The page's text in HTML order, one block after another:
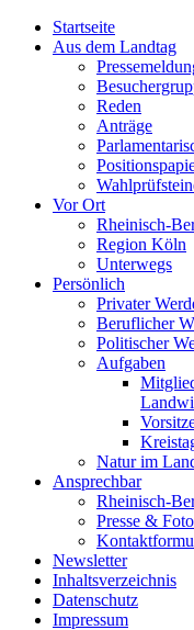
Startseite
Aus dem Landtag
Reden
Anträge
Vor Ort
Rheinisch-
Region Köln
Unterwegs
Persönlich
Privater
Beruflicher
Politischer
Aufgaben
Natur im
Ansprechbar
Rheinisch-
Presse &
Newsletter
Inhaltsverzeichnis
Datenschutz
Impressum